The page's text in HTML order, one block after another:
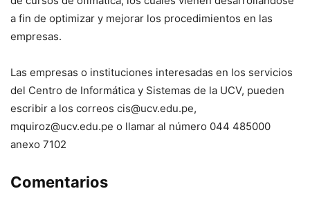
a fin de optimizar y mejorar los procedimientos en las
empresas.
Las empresas o instituciones interesadas en los servicios
del Centro de Informática y Sistemas de la UCV, pueden
escribir a los correos cis@ucv.edu.pe,
mquiroz@ucv.edu.pe o llamar al número 044 485000
anexo 7102
Comentarios